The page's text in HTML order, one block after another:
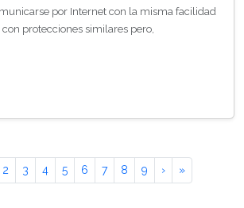
por Internet con la misma facilidad
protecciones similares pero,
2 3 4 5 6 7 8 9 › »